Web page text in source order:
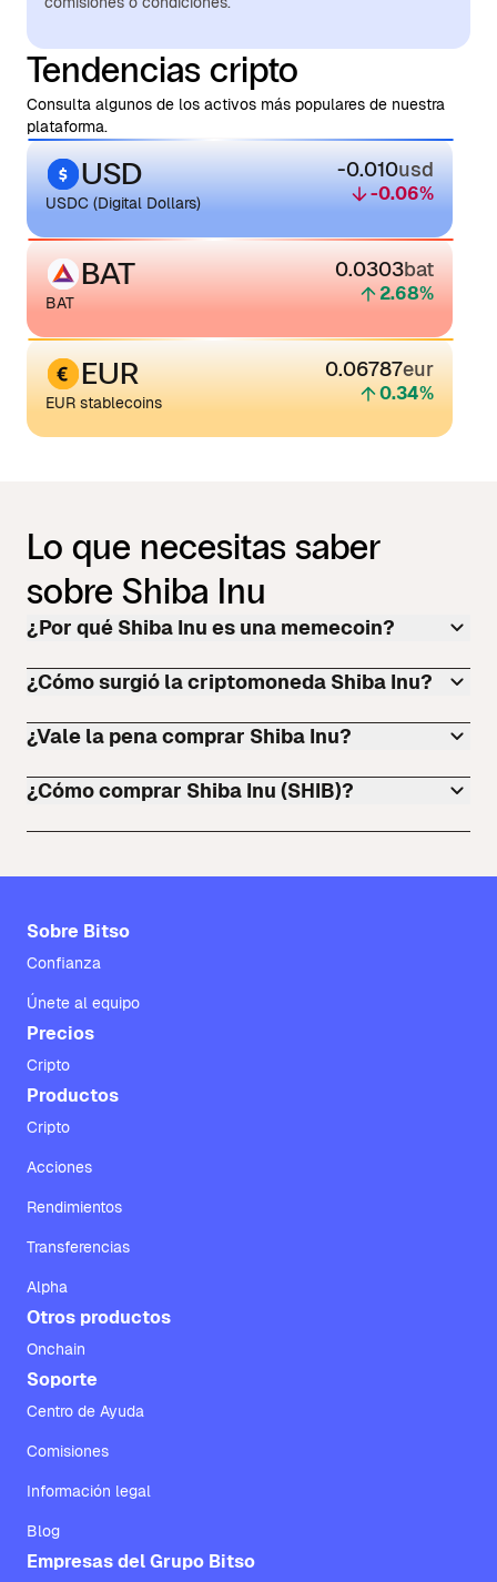
Tendencias cripto
Consulta algunos de los activos más populares de nuestra
plataforma.
USD
USDC (Digital Dollars)
-0.010usd
-0.06%
BAT
BAT
0.0303bat
2.68%
EUR
EUR stablecoins
0.06787eur
0.34%
Lo que necesitas saber
sobre Shiba Inu
¿Por qué Shiba Inu es una memecoin?
¿Cómo surgió la criptomoneda Shiba Inu?
¿Vale la pena comprar Shiba Inu?
¿Cómo comprar Shiba Inu (SHIB)?
Sobre Bitso
Confianza
Únete al equipo
Precios
Cripto
Productos
Cripto
Acciones
Rendimientos
Transferencias
Alpha
Otros productos
Onchain
Soporte
Centro de Ayuda
Comisiones
Información legal
Blog
Empresas del Grupo Bitso